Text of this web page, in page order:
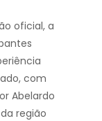
oficial, a
com
Abelardo
região